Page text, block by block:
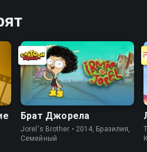
Брат Джорела
Jorel's Brother • 2014, Бразилия,
Cемейный